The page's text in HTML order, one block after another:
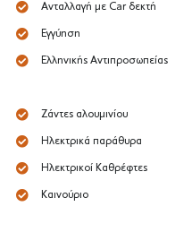
Ανταλλαγή με Car δεκτή
Εγγύηση
Ελληνικής Αντιπροσωπείας
Ζάντες αλουμινίου
Ηλεκτρικά παράθυρα
Ηλεκτρικοί Καθρέφτες
Καινούριο